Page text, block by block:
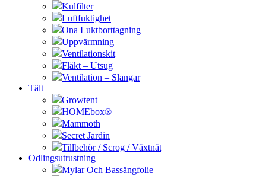
Kulfilter
Luftfuktighet
Ona Luktborttagning
Uppvärmning
Ventilationskit
Fläkt – Utsug
Ventilation – Slangar
Tält
Growtent
HOMEbox®
Mammoth
Secret Jardin
Tillbehör / Scrog / Växtnät
Odlingsutrustning
Mylar Och Bassängfolie